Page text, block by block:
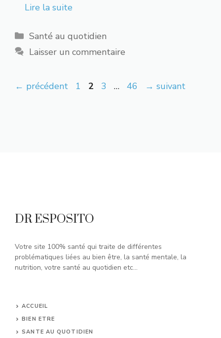
Lire la suite
Catégories
Santé au quotidien
Laisser un commentaire
← précédent Page
1 Page
2 Page
3 … Page
46 → suivant
DR ESPOSITO
Votre site 100% santé qui traite de différentes
problématiques liées au bien être, la santé mentale, la
nutrition, votre santé au quotidien etc...
ACCUEIL
BIEN ETRE
SANTE AU QUOTIDIEN